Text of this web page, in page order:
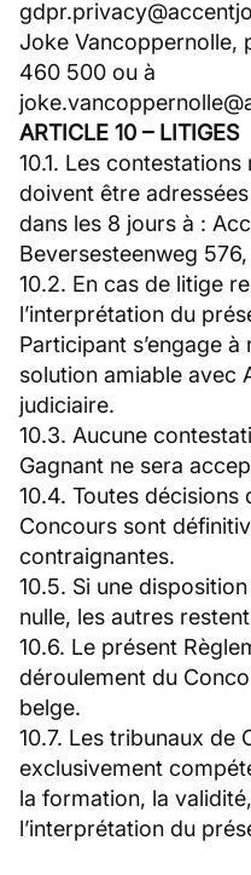
Joke Vancoppernolle,
460 500 ou à
ARTICLE 10 – LITIGES
10.1. Les
doivent être
dans les 8 jours à :
Beversesteenweg
10.2. En cas de litige
l’interprétation du
Participant s’engage
solution amiable avec
judiciaire.
10.3. Aucune
Gagnant ne sera
10.4. Toutes décisions
Concours sont
contraignantes.
10.5. Si une
nulle, les autres
10.6. Le présent
déroulement du
belge.
10.7. Les tribunaux de
exclusivement
la formation, la
l’interprétation du